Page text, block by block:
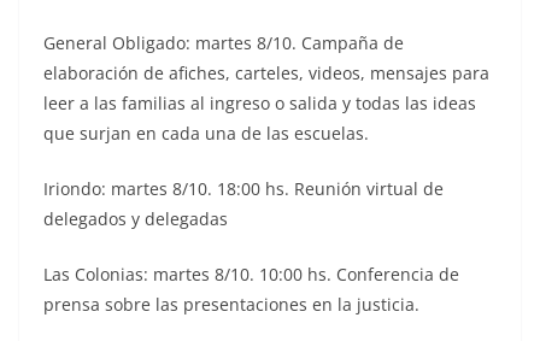
General Obligado: martes 8/10. Campaña de
elaboración de afiches, carteles, videos, mensajes para
leer a las familias al ingreso o salida y todas las ideas
que surjan en cada una de las escuelas.
Iriondo: martes 8/10. 18:00 hs. Reunión virtual de
delegados y delegadas
Las Colonias: martes 8/10. 10:00 hs. Conferencia de
prensa sobre las presentaciones en la justicia.